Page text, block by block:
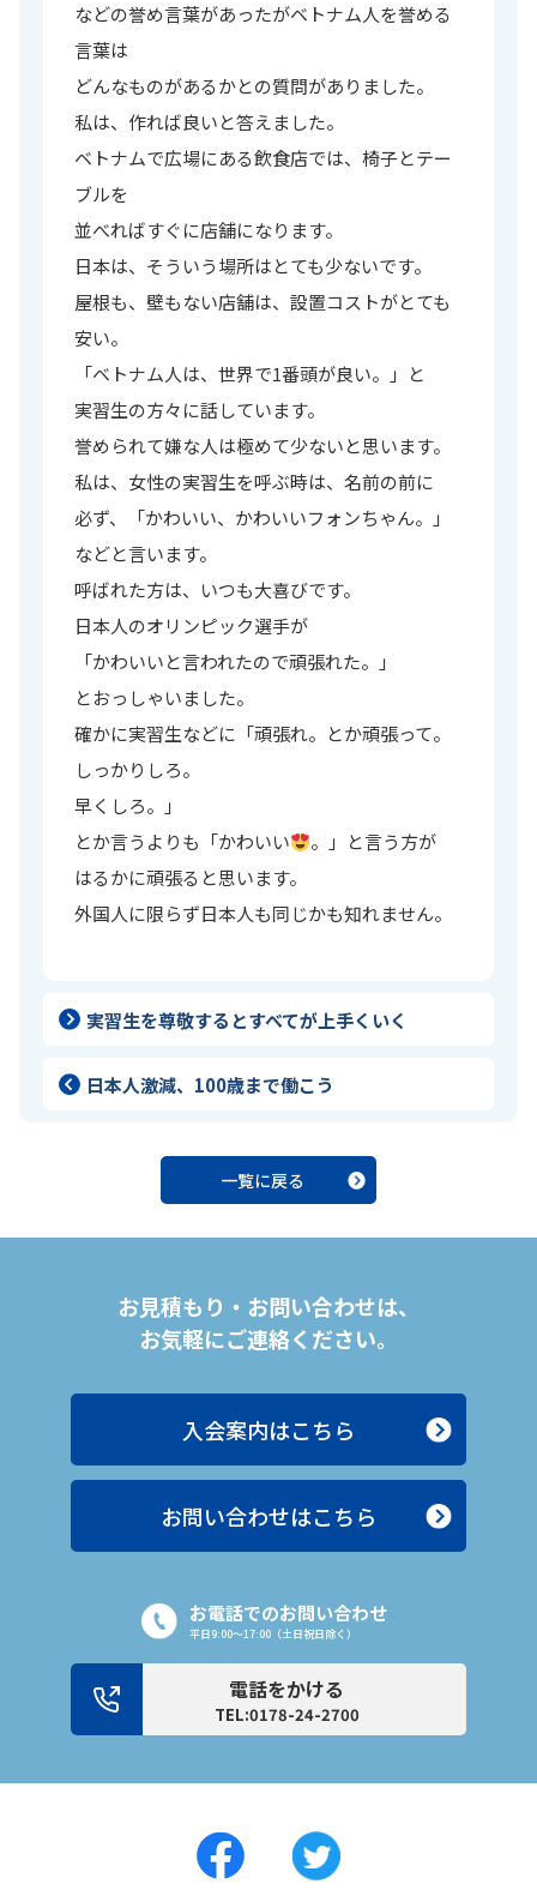
などの誉め言葉があったがベトナム人を誉める
言葉は
どんなものがあるかとの質問がありました。
私は、作れば良いと答えました。
ベトナムで広場にある飲食店では、椅子とテー
ブルを
並べればすぐに店舗になります。
日本は、そういう場所はとても少ないです。
屋根も、壁もない店舗は、設置コストがとても
安い。
「ベトナム人は、世界で1番頭が良い。」と
実習生の方々に話しています。
誉められて嫌な人は極めて少ないと思います。
私は、女性の実習生を呼ぶ時は、名前の前に
必ず、「かわいい、かわいいフォンちゃん。」
などと言います。
呼ばれた方は、いつも大喜びです。
日本人のオリンピック選手が
「かわいいと言われたので頑張れた。」
とおっしゃいました。
確かに実習生などに「頑張れ。とか頑張って。
しっかりしろ。
早くしろ。」
とか言うよりも「かわいい
。」と言う方が
はるかに頑張ると思います。
外国人に限らず日本人も同じかも知れません。
実習生を尊敬するとすべてが上手くいく
日本人激減、100歳まで働こう
一覧に戻る
お見積もり・お問い合わせは、
お気軽にご連絡ください。
入会案内はこちら
お問い合わせはこちら
お電話でのお問い合わせ
平日9:00〜17:00（土日祝日除く）
電話をかける
TEL:0178-24-2700